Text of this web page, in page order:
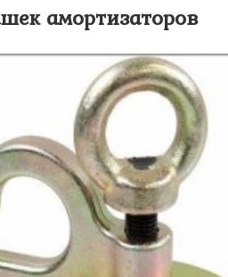
амортизаторов